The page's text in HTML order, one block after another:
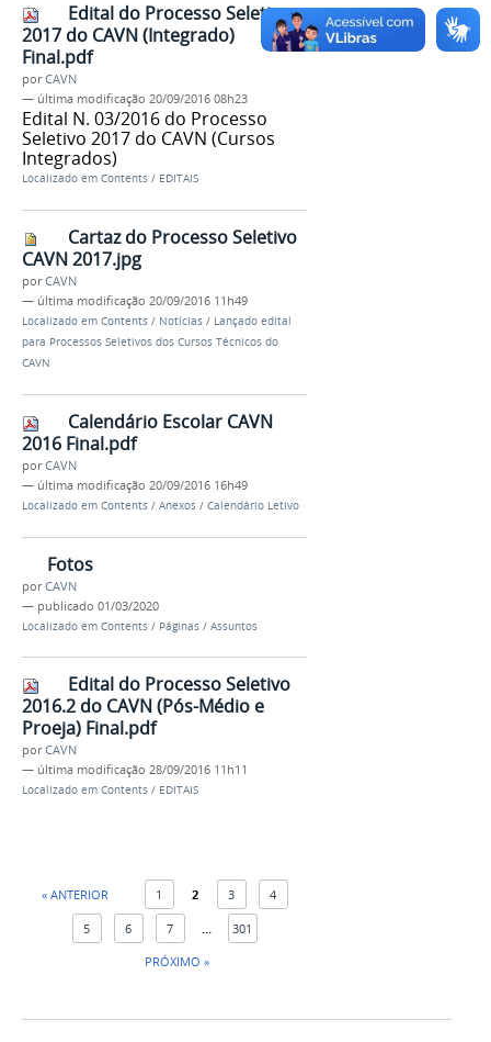
Edital do Processo Seletivo
2017 do CAVN (Integrado)
Final.pdf
porCAVN
— última modificação 20/09/2016 08h23
Edital N. 03/2016 do Processo
Seletivo 2017 do CAVN (Cursos
Integrados)
Localizado em Contents / EDITAIS
Cartaz do Processo Seletivo
CAVN 2017.jpg
porCAVN
— última modificação 20/09/2016 11h49
Localizado em Contents / Notícias / Lançado edital
para Processos Seletivos dos Cursos Técnicos do
CAVN
Calendário Escolar CAVN
2016 Final.pdf
porCAVN
— última modificação 20/09/2016 16h49
Localizado em Contents / Anexos / Calendário Letivo
Fotos
porCAVN
— publicado 01/03/2020
Localizado em Contents / Páginas / Assuntos
Edital do Processo Seletivo
2016.2 do CAVN (Pós-Médio e
Proeja) Final.pdf
porCAVN
— última modificação 28/09/2016 11h11
Localizado em Contents / EDITAIS
« ANTERIOR 1 2 3 4
5 6 7 ...
301
PRÓXIMO »